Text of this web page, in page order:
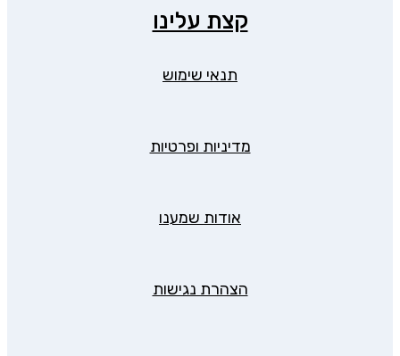
קצת עלינו
תנאי שימוש
מדיניות ופרטיות
אודות שמענו
הצהרת נגישות